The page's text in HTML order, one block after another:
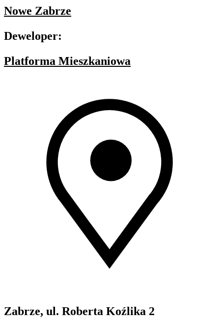
Nowe Zabrze
Deweloper:
Platforma Mieszkaniowa
Zabrze, ul. Roberta Koźlika 2